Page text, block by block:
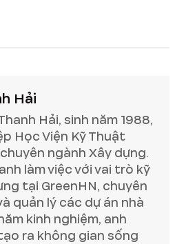
Hải
Hải, sinh năm 1988,
Học Viện Kỹ Thuật
ngành Xây dựng.
làm việc với vai trò kỹ
tại GreenHN, chuyên
quản lý các dự án nhà
kinh nghiệm, anh
ra không gian sống